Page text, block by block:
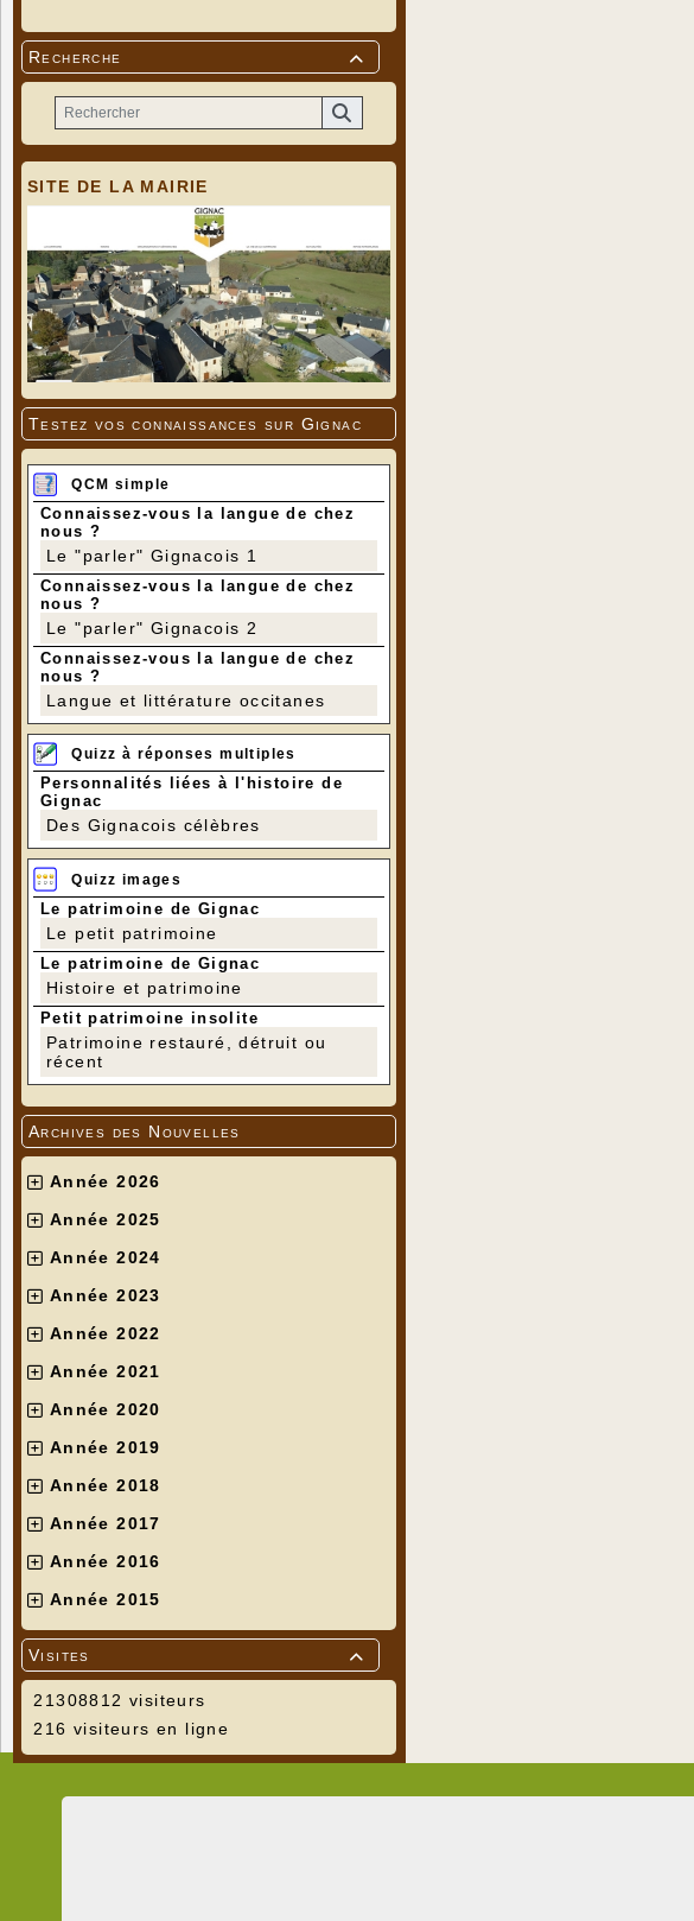

Recherche
SITE DE LA MAIRIE
Testez vos connaissances sur Gignac
QCM simple
Connaissez-vous la langue de chez
nous ?
Le "parler" Gignacois 1
Connaissez-vous la langue de chez
nous ?
Le "parler" Gignacois 2
Connaissez-vous la langue de chez
nous ?
Langue et littérature occitanes
Quizz à réponses multiples
Personnalités liées à l'histoire de
Gignac
Des Gignacois célèbres
Quizz images
Le patrimoine de Gignac
Le petit patrimoine
Le patrimoine de Gignac
Histoire et patrimoine
Petit patrimoine insolite
Patrimoine restauré, détruit ou
récent
Archives des Nouvelles
Année 2026
Année 2025
Année 2024
Année 2023
Année 2022
Année 2021
Année 2020
Année 2019
Année 2018
Année 2017
Année 2016
Année 2015

Visites
21308812 visiteurs
216 visiteurs en ligne